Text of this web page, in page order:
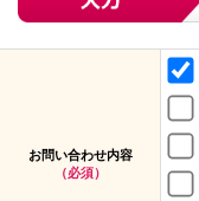
お問い合わせ内容
（必須）